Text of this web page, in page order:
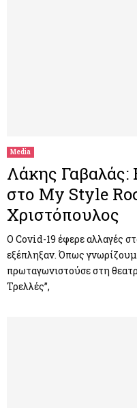
Media
Λάκης Γαβαλάς:
στο My Style
Χριστόπουλος
Ο Covid-19 έφερε αλλαγές
εξέπληξαν. Όπως
πρωταγωνιστούσε στη
Τρελλές”,